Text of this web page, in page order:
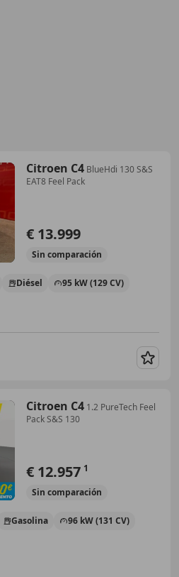
Citroen C4 BlueHdi 130 S&S
EAT8 Feel Pack
€ 13.999
Sin comparación
Diésel 95 kW (129 CV)
Citroen C4 1.2 PureTech Feel
Pack S&S 130
€ 12.957 1
Sin comparación
Gasolina
96 kW (131 CV)